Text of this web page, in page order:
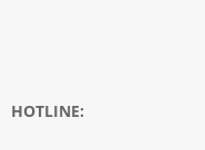
HOTLINE: